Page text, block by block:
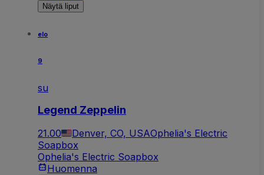
Näytä liput
elo
9
su
Legend Zeppelin
21.00 Denver, CO, USAOphelia's Electric
Soapbox
Ophelia's Electric Soapbox
Huomenna